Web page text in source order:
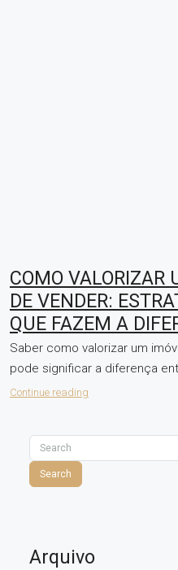
COMO VALORIZAR
DE VENDER:
QUE FAZEM A
Saber como valorizar um
pode significar a diferença
Continue reading
Search
Arquivo